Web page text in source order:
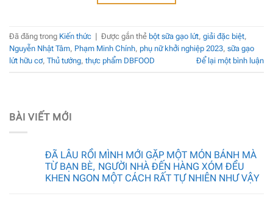
Đã đăng trong Kiến thức Được gắn thẻ bột sữa gạo lứt, giải đặc biệt,
Nguyễn Nhật Tâm, Phạm Minh Chính, phụ nữ khởi nghiệp 2023, sữa gạo
lứt hữu cơ, Thủ tướng, thực phẩm DBFOOD Để lại một bình luận
BÀI VIẾT MỚI
ĐÃ LÂU RỒI MÌNH MỚI GẶP MỘT MÓN BÁNH MÀ
TỪ BẠN BÈ, NGƯỜI NHÀ ĐẾN HÀNG XÓM ĐỀU
KHEN NGON MỘT CÁCH RẤT TỰ NHIÊN NHƯ VẬY